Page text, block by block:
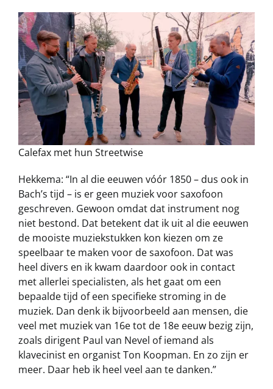
Calefax met hun Streetwise
Hekkema: “In al die eeuwen vóór 1850 – dus ook in
Bach’s tijd – is er geen muziek voor saxofoon
geschreven. Gewoon omdat dat instrument nog
niet bestond. Dat betekent dat ik uit al die eeuwen
de mooiste muziekstukken kon kiezen om ze
speelbaar te maken voor de saxofoon. Dat was
heel divers en ik kwam daardoor ook in contact
met allerlei specialisten, als het gaat om een
bepaalde tijd of een specifieke stroming in de
muziek. Dan denk ik bijvoorbeeld aan mensen, die
veel met muziek van 16e tot de 18e eeuw bezig zijn,
zoals dirigent Paul van Nevel of iemand als
klavecinist en organist Ton Koopman. En zo zijn er
meer. Daar heb ik heel veel aan te danken.”